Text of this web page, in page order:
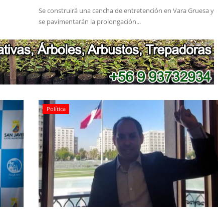
Se construirá una cancha de entretención en Vara Gruesa y
se pavimentarán la prolongación...
Política